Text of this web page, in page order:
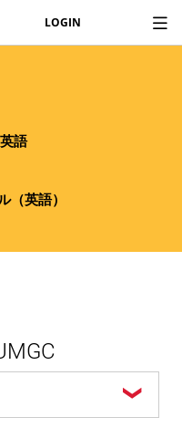
LOGIN
語
（英語）